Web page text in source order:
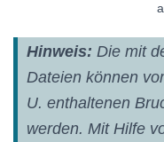
Hinweis: Die mit
Dateien können
U. enthaltenen
werden. Mit Hilfe